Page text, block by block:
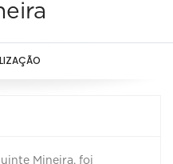
Mineira, foi